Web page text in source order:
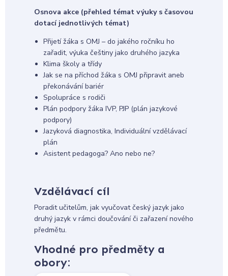
Osnova akce (přehled témat výuky s časovou
dotací jednotlivých témat)
Přijetí žáka s OMJ – do jakého ročníku ho
zařadit, výuka češtiny jako druhého jazyka
Klima školy a třídy
Jak se na příchod žáka s OMJ připravit aneb
překonávání bariér
Spolupráce s rodiči
Plán podpory žáka IVP, PJP (plán jazykové
podpory)
Jazyková diagnostika, Individuální vzdělávací
plán
Asistent pedagoga? Ano nebo ne?
Vzdělávací cíl
Poradit učitelům, jak vyučovat český jazyk jako
druhý jazyk v rámci doučování či zařazení nového
předmětu.
Vhodné pro předměty a
obory: